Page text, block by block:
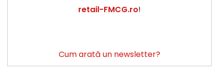
retail-FMCG.ro!
Cum arată un newsletter?